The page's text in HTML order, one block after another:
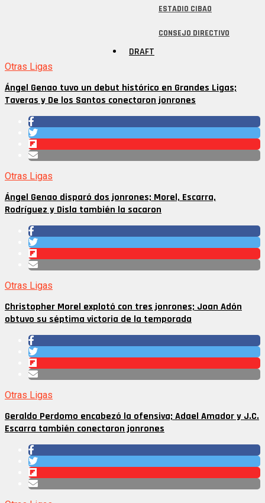
ESTADIO CIBAO
CONSEJO DIRECTIVO
DRAFT
Otras Ligas
Ángel Genao tuvo un debut histórico en Grandes Ligas;
Taveras y De los Santos conectaron jonrones
Otras Ligas
Ángel Genao disparó dos jonrones; Morel, Escarra,
Rodríguez y Disla también la sacaron
Otras Ligas
Christopher Morel explotó con tres jonrones; Joan Adón
obtuvo su séptima victoria de la temporada
Otras Ligas
Geraldo Perdomo encabezó la ofensiva; Adael Amador y J.C.
Escarra también conectaron jonrones